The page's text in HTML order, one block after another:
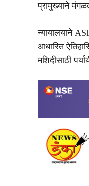
प्रामुख्याने
न्यायालयाने
आधारित
मशिदीसाठी